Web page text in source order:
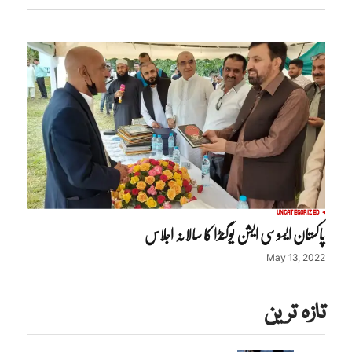
UNCATEGORIZED
پاکستان ایسوسی ایشن یوگنڈا کا سالانہ اجلاس
May 13, 2022
تازہ ترین